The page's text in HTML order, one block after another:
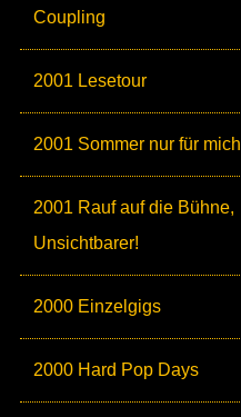
Coupling
2001 Lesetour
2001 Sommer nur für mich
2001 Rauf auf die Bühne,
Unsichtbarer!
2000 Einzelgigs
2000 Hard Pop Days